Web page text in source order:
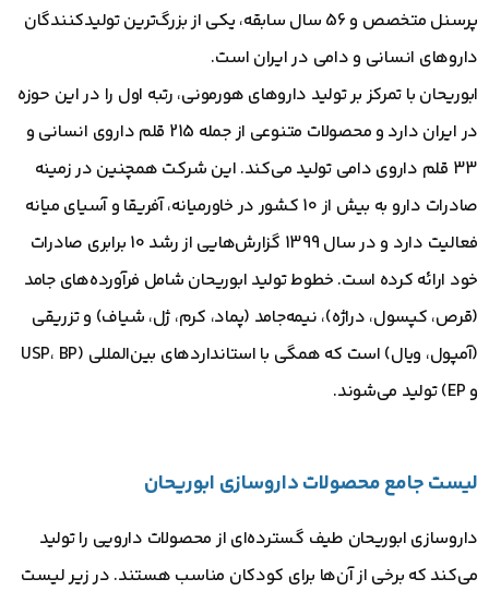
پرسنل متخصص و 56 سال سابقه، یکی از بزرگ‌ترین تولیدکنندگان
داروهای انسانی و دامی در ایران است.
ابوریحان با تمرکز بر تولید داروهای هورمونی، رتبه اول را در این حوزه
در ایران دارد و محصولات متنوعی از جمله 215 قلم داروی انسانی و
33 قلم داروی دامی تولید می‌کند. این شرکت همچنین در زمینه
صادرات دارو به بیش از 10 کشور در خاورمیانه، آفریقا و آسیای میانه
فعالیت دارد و در سال 1399 گزارش‌هایی از رشد 10 برابری صادرات
خود ارائه کرده است. خطوط تولید ابوریحان شامل فرآورده‌های جامد
(قرص، کپسول، دراژه)، نیمه‌جامد (پماد، کرم، ژل، شیاف) و تزریقی
(آمپول، ویال) است که همگی با استانداردهای بین‌المللی (USP، BP
و EP) تولید می‌شوند.
لیست جامع محصولات داروسازی ابوریحان
داروسازی ابوریحان طیف گسترده‌ای از محصولات دارویی را تولید
می‌کند که برخی از آن‌ها برای کودکان مناسب هستند. در زیر لیست